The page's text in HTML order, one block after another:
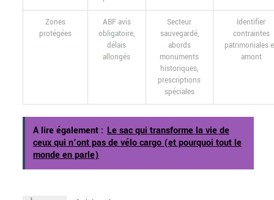
Zones
protégées
ABF avis
obligatoire,
délais
allongés
Secteur
sauvegardé,
abords
monuments
historiques,
prescriptions
spéciales
Identifier
contraintes
patrimoniales
amont
A lire également : Le sac qui transforme la vie de
ceux qui n’ont pas de vélo cargo (et pourquoi tout le
monde en parle)